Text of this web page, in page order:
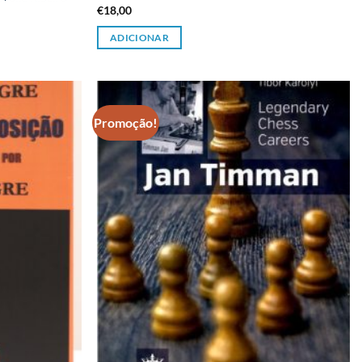
€18,00
ADICIONAR
Adicionar
à lista de
Promoção!
Adicionar
à lista de
desejos